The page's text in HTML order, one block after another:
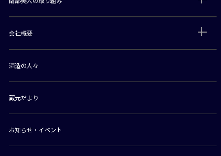
会社概要
酒造の人々
蔵元だより
お知らせ・イベント